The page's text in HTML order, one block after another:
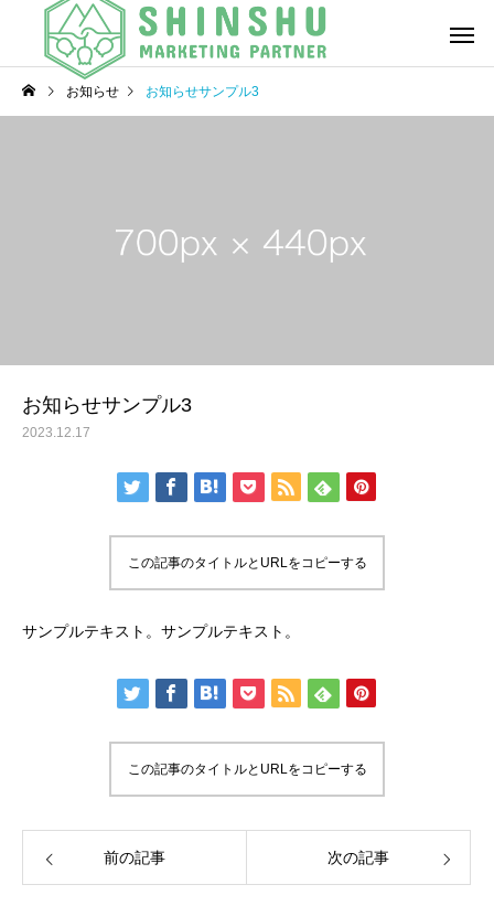
経営/事業戦略の再構
築
「働きがい」改革の推
人材戦略/人
お知らせ お知らせサンプル3
お知らせサンプル3
2023.12.17
この記事のタイトルとURLをコピーする
サンプルテキスト。サンプルテキスト。
この記事のタイトルとURLをコピーする
前の記事 次の記事